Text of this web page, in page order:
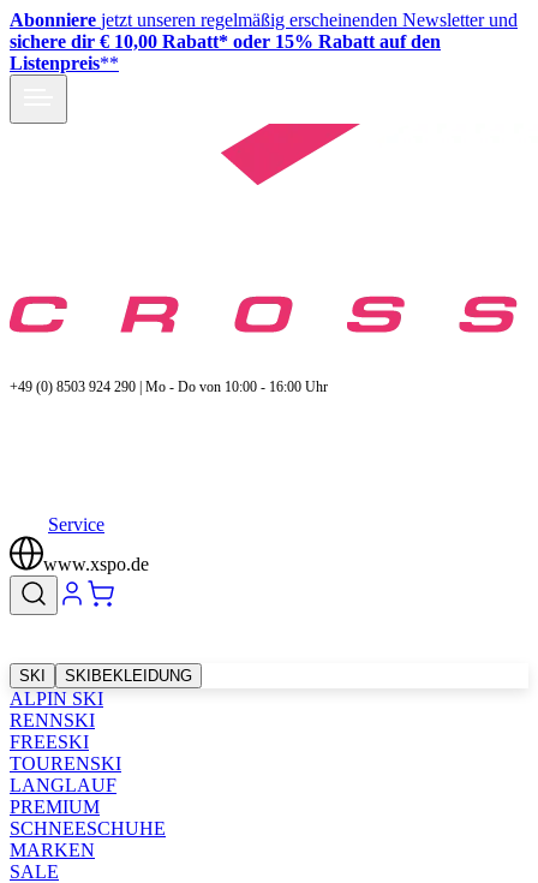
Abonniere jetzt unseren regelmäßig erscheinenden Newsletter und
sichere dir € 10,00 Rabatt* oder 15% Rabatt auf den
Listenpreis**
+49 (0) 8503 924 290 | Mo - Do von 10:00 - 16:00 Uhr
Service
www.xspo.de
SKI SKIBEKLEIDUNG
ALPIN SKI
RENNSKI
FREESKI
TOURENSKI
LANGLAUF
PREMIUM
SCHNEESCHUHE
MARKEN
SALE